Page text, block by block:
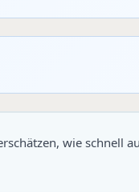
wie schnell